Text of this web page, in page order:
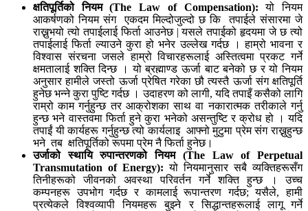
क्षतिपूर्तिको नियम(The Law of Compensation): यो नियम
आकर्षणको नियम संग एकदम मिल्दोजुल्दो छ कि तपाईले संसारमा जे
राख्नुभयो त्यो तपाईलाई फिर्ता आउनेछ | यसले तपाईको हृदयमा जे छ त्यो
तपाईलाई फिर्ता ल्याउने कुरा हो भनेर उल्लेख गर्दछ । हाम्रो भावना र
विश्वास संरचना जसले हाम्रो विचारहरूलाई अस्तित्वमा प्रकट गर्ने
क्षमतालाई शक्ति दिन्छ । यो ब्रह्माण्ड ऊर्जा बाट बनेको छ र यो नियम
अनुसार हामीले जस्तो ऊर्जा प्रेषित गरेका छौ त्यस्तै ऊर्जा संग क्षतिपूर्ति
हुनेछ भन्ने कुरा पुष्टि गर्दछ । उदाहरण को लागी, यदि तपाइँ कसैको लागि
राम्रो काम गर्नुहुन्छ तर आक्रोशका साथ वा नकारात्मक तरीकाले गर्नु
हुन्छ भने वास्तवमा फिर्ता हुने कुरा भनेको असन्तुष्टि र क्रोध हो । यदि
तपाईं यी कार्यहरू गर्नुहुन्छ त्यो कार्यलाइ आफ्नो मुटुमा प्रेम संग राख्नुहुन्छ
भने तब क्षतिपूर्तिको रूपमा प्रेम नै फिर्ता हुनेछ।
उर्जाको स्थायि रुपान्तरणको नियम (The Law of Perpetual
Transmutation of Energy): यो नियमानुसार सबै व्यक्तिहरूसँग
तिनीहरूको जीवनको अवस्था परिवर्तन गर्ने शक्ति हुन्छ । उच्च
कम्पनहरू उपभोग गर्दछ र कामलाई रूपान्तरण गर्दछ; यसैले, हामी
प्रत्येकले विश्वव्यापी नियमहरू बुझ्ने र सिद्धान्तहरूलाई लागू गर्ने